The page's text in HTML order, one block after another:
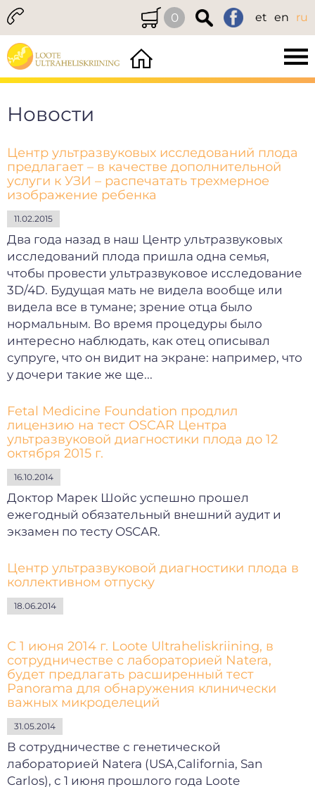
0 et en ru
Новости
Центр ультразвуковых исследований плода
предлагает – в качестве дополнительной
услуги к УЗИ – распечатать трехмерное
изображение ребенка
11.02.2015
Два года назад в наш Центр ультразвуковых
исследований плода пришла одна семья,
чтобы провести ультразвуковое исследование
3D/4D. Будущая мать не видела вообще или
видела все в тумане; зрение отца было
нормальным. Во время процедуры было
интересно наблюдать, как отец описывал
супруге, что он видит на экране: например, что
у дочери такие же ще...
Fetal Medicine Foundation продлил
лицензию на тест OSCAR Центра
ультразвуковой диагностики плода до 12
октября 2015 г.
16.10.2014
Доктор Марек Шойс успешно прошел
ежегодный обязательный внешний аудит и
экзамен по тесту OSCAR.
Центр ультразвуковой диагностики плода в
коллективном отпуску
18.06.2014
С 1 июня 2014 г. Loote Ultraheliskriining, в
сотрудничестве с лабораторией Natera,
будет предлагать расширенный тест
Panorama для обнаружения клинически
важных микроделеций
31.05.2014
В сотрудничестве с генетической
лабораторией Natera (USA,California, San
Carlos), с 1 июня прошлого года Loote